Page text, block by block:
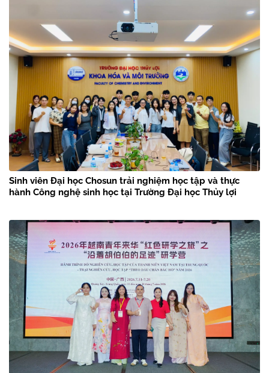
Sinh viên Đại học Chosun trải nghiệm học tập và thực
hành Công nghệ sinh học tại Trường Đại học Thủy lợi